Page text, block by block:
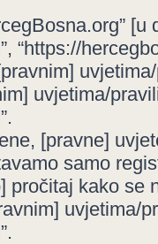
[u
“https://
uvjetima/
[pravne]
samo
pročitaj kako se
uvjetima/